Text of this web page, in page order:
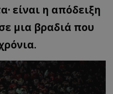
α· είναι η απόδειξη
μια βραδιά που